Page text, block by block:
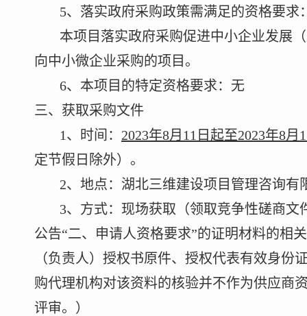
5、落实政府采购政策需满足的资格要求
本项目落实政府采购促进中小企业发展
向中小微企业采购的项目。
6、本项目的特定资格要求：无
三、获取采购文件
1、时间： 2023年8月 11 日起至2023年8月
定节假日除外） 。
2、地点：湖北三维建设项目管理咨询
3、方式： 现场获取（领取竞争性磋商文
公告“二、申请人资格要求”的证明材料的相
（负责人）授权书原件、授权代表有效身
购代理机构对该资料的核验并不作为供应商
评审。）